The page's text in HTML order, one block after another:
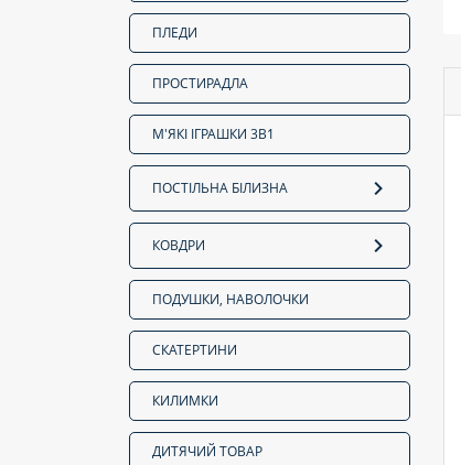
ПЛЕДИ
ПРОСТИРАДЛА
М'ЯКІ ІГРАШКИ 3В1
ПОСТІЛЬНА БІЛИЗНА
КОВДРИ
ПОДУШКИ, НАВОЛОЧКИ
СКАТЕРТИНИ
КИЛИМКИ
ДИТЯЧИЙ ТОВАР